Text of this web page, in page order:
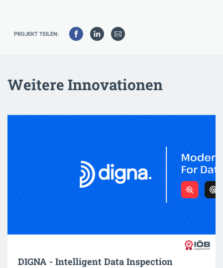
PROJEKT TEILEN:
Weitere Innovationen
DIGNA - Intelligent Data Inspection